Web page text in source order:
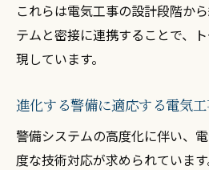
これらは電気工事の設計段階か
テムと密接に連携することで、
現しています。
進化する警備に適応する電気
警備システムの高度化に伴い、
度な技術対応が求められていま